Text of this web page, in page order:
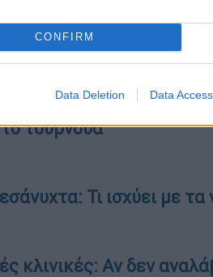
CONFIRM
Data Deletion Data Access
του διαβόλου το
στο Netflix - Ο Terry
τουρνουά
Τι ισχύει με
κλινικές: Αν δεν